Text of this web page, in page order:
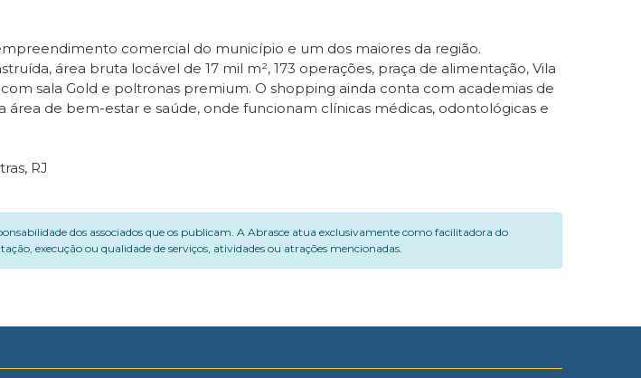
comercial do município e um dos maiores da região.
área bruta locável de 17 mil m², 173 operações, praça de alimentação, Vila
sala Gold e poltronas premium. O shopping ainda conta com academias de
área de bem-estar e saúde, onde funcionam clínicas médicas, odontológicas e
RJ
dos associados que os publicam. A Abrasce atua exclusivamente como facilitadora do
execução ou qualidade de serviços, atividades ou atrações mencionadas.